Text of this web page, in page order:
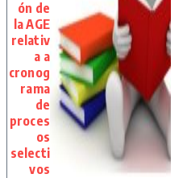
ón de
la AGE
relativ
a a
cronog
rama
de
proces
os
selecti
vos